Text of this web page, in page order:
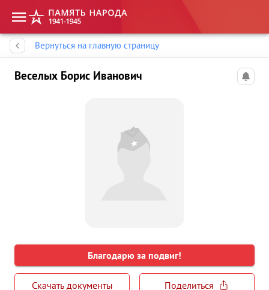
Вернуться на главную страницу
Веселых Борис Иванович
Благодарю за подвиг!
Скачать документы
Поделиться
Память народа